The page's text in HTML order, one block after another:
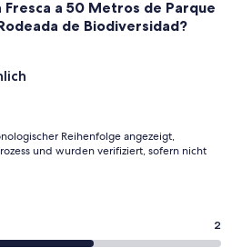
a 50 Metros de Parque
de Biodiversidad?
Reihenfolge angezeigt,
und wurden verifiziert, sofern nicht
2